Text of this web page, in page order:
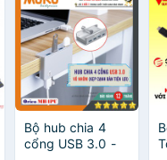
Bộ hub chia 4
cổng USB 3.0 -